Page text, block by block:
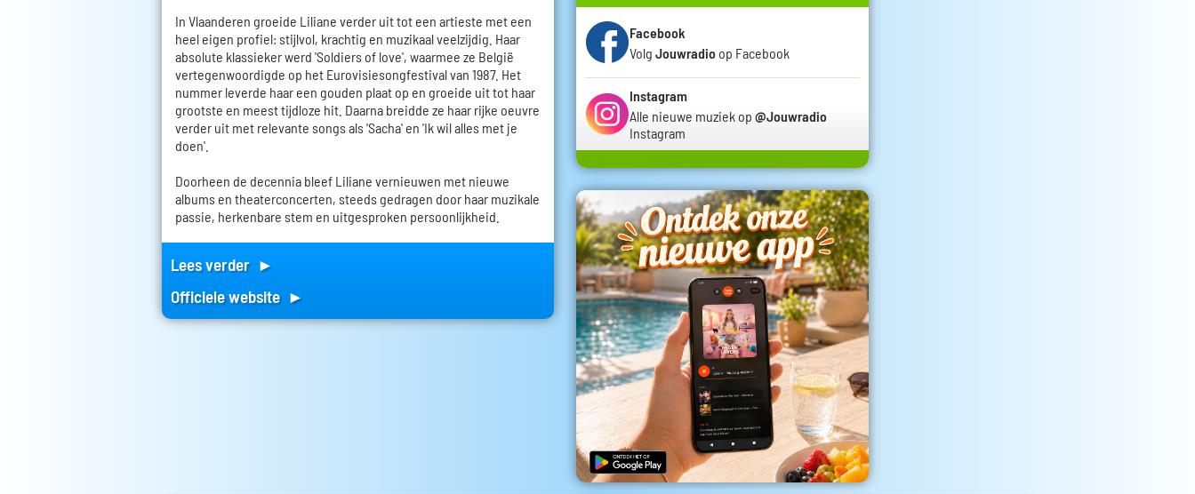
In Vlaanderen groeide Liliane verder uit tot een artieste met een
heel eigen profiel: stijlvol, krachtig en muzikaal veelzijdig. Haar
absolute klassieker werd 'Soldiers of love', waarmee ze België
vertegenwoordigde op het Eurovisiesongfestival van 1987. Het
nummer leverde haar een gouden plaat op en groeide uit tot haar
grootste en meest tijdloze hit. Daarna breidde ze haar rijke oeuvre
verder uit met relevante songs als 'Sacha' en 'Ik wil alles met je
doen'.
Doorheen de decennia bleef Liliane vernieuwen met nieuwe
albums en theaterconcerten, steeds gedragen door haar muzikale
passie, herkenbare stem en uitgesproken persoonlijkheid.
Lees verder ►
Officiele website ►
Facebook
Volg Jouwradio op Facebook
Instagram
Alle nieuwe muziek op @Jouwradio
Instagram